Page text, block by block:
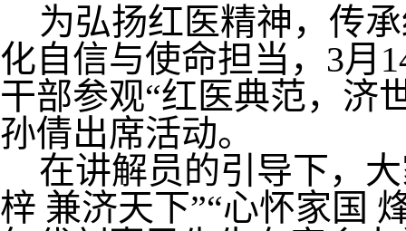
为弘扬红医精神，传
化自信与使命担当，3月
干部参观“红医典范，
孙倩出席活动。
在讲解员的引导下，
梓 兼济天下”“心怀家国